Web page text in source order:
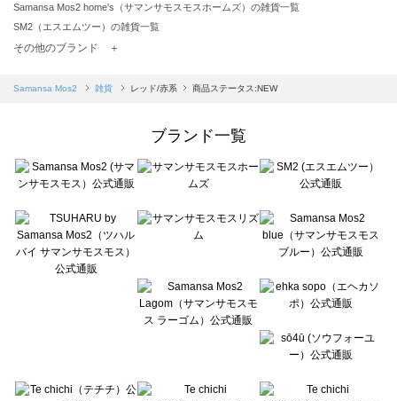
Samansa Mos2 home's（サマンサモスモスホームズ）の雑貨一覧
SM2（エスエムツー）の雑貨一覧
TSUHARU by Samansa Mos2（ツハルバイサマンサモスモス）の雑貨一覧
Samansa Mos2 blue（サマンサモスモス ブルー）の雑貨一覧
sō4ū（ソウフォーユー）の雑貨一覧
Te chichi（テチチ）の雑貨一覧
Te chichi CLASSIC（テチチ クラシック）の雑貨一覧
Lugnoncure（ルノンキュール）の雑貨一覧
BETTY'S BLUE（べティーズブルー）の雑貨一覧
Wpc.（ワールドパーティー）の雑貨一覧
その他のブランド ＋
Samansa Mos2 雑貨 レッド/赤系 商品ステータス:NEW
ブランド一覧